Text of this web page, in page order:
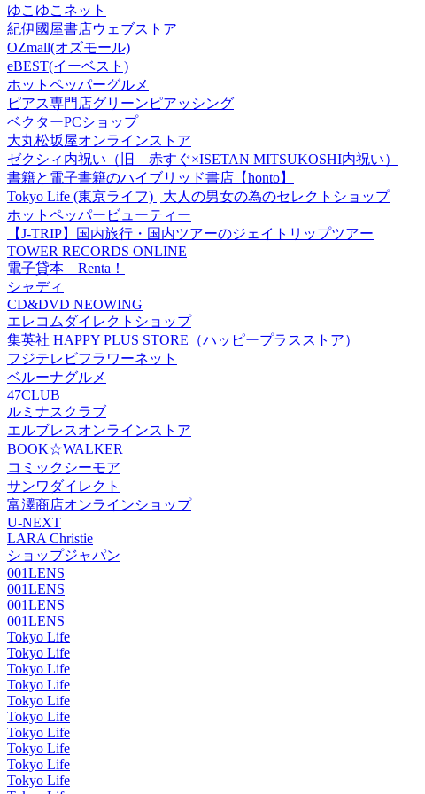
ゆこゆこネット
紀伊國屋書店ウェブストア
OZmall(オズモール)
eBEST(イーベスト)
ホットペッパーグルメ
ピアス専門店グリーンピアッシング
ベクターPCショップ
大丸松坂屋オンラインストア
ゼクシィ内祝い（旧 赤すぐ×ISETAN MITSUKOSHI内祝い）
書籍と電子書籍のハイブリッド書店【honto】
Tokyo Life (東京ライフ) | 大人の男女の為のセレクトショップ
ホットペッパービューティー
【J-TRIP】国内旅行・国内ツアーのジェイトリップツアー
TOWER RECORDS ONLINE
電子貸本 Renta！
シャディ
CD&DVD NEOWING
エレコムダイレクトショップ
集英社 HAPPY PLUS STORE（ハッピープラスストア）
フジテレビフラワーネット
ベルーナグルメ
47CLUB
ルミナスクラブ
エルブレスオンラインストア
BOOK☆WALKER
コミックシーモア
サンワダイレクト
富澤商店オンラインショップ
U-NEXT
LARA Christie
ショップジャパン
001LENS
001LENS
001LENS
001LENS
Tokyo Life
Tokyo Life
Tokyo Life
Tokyo Life
Tokyo Life
Tokyo Life
Tokyo Life
Tokyo Life
Tokyo Life
Tokyo Life